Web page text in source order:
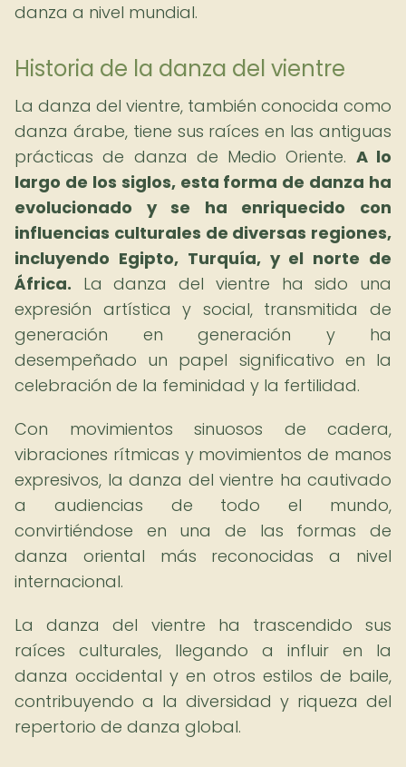
danza a nivel mundial.
Historia de la danza del vientre
La danza del vientre, también conocida como
danza árabe, tiene sus raíces en las antiguas
prácticas de danza de Medio Oriente. A lo
largo de los siglos, esta forma de danza ha
evolucionado y se ha enriquecido con
influencias culturales de diversas regiones,
incluyendo Egipto, Turquía, y el norte de
África. La danza del vientre ha sido una
expresión artística y social, transmitida de
generación en generación y ha
desempeñado un papel significativo en la
celebración de la feminidad y la fertilidad.
Con movimientos sinuosos de cadera,
vibraciones rítmicas y movimientos de manos
expresivos, la danza del vientre ha cautivado
a audiencias de todo el mundo,
convirtiéndose en una de las formas de
danza oriental más reconocidas a nivel
internacional.
La danza del vientre ha trascendido sus
raíces culturales, llegando a influir en la
danza occidental y en otros estilos de baile,
contribuyendo a la diversidad y riqueza del
repertorio de danza global.